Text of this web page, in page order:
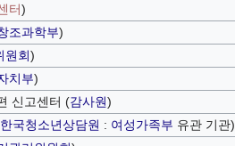
터)
조과학부)
원회)
치부)
신고센터 (감사원)
한국청소년상담원 : 여성가족부 유관 기관)